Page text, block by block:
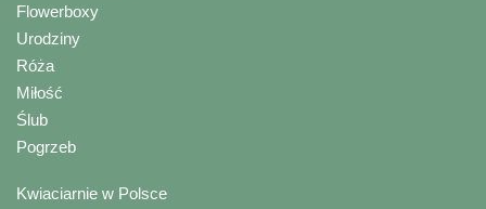
Flowerboxy
Urodziny
Róża
Miłość
Ślub
Pogrzeb
Kwiaciarnie w Polsce